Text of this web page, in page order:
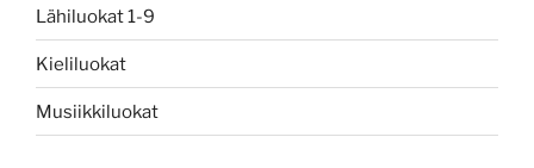
Lähiluokat 1-9
Kieliluokat
Musiikkiluokat